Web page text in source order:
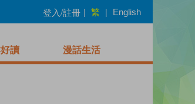
登入/註冊 | 繁 | English
讀 漫話生活